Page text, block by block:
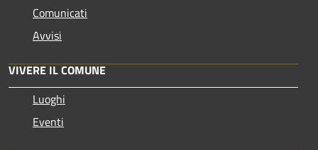
Comunicati
Avvisi
VIVERE IL COMUNE
Luoghi
Eventi